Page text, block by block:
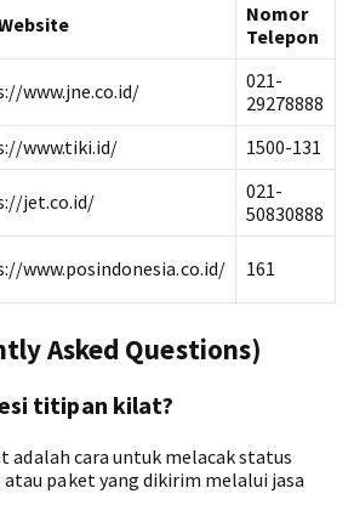
Nomor
Telepon
www.jne.co.id/
021-
29278888
www.tiki.id/
1500-131
jet.co.id/
021-
50830888
www.posindonesia.co.id/ 161
Asked Questions)
titipan kilat?
adalah cara untuk melacak status
paket yang dikirim melalui jasa